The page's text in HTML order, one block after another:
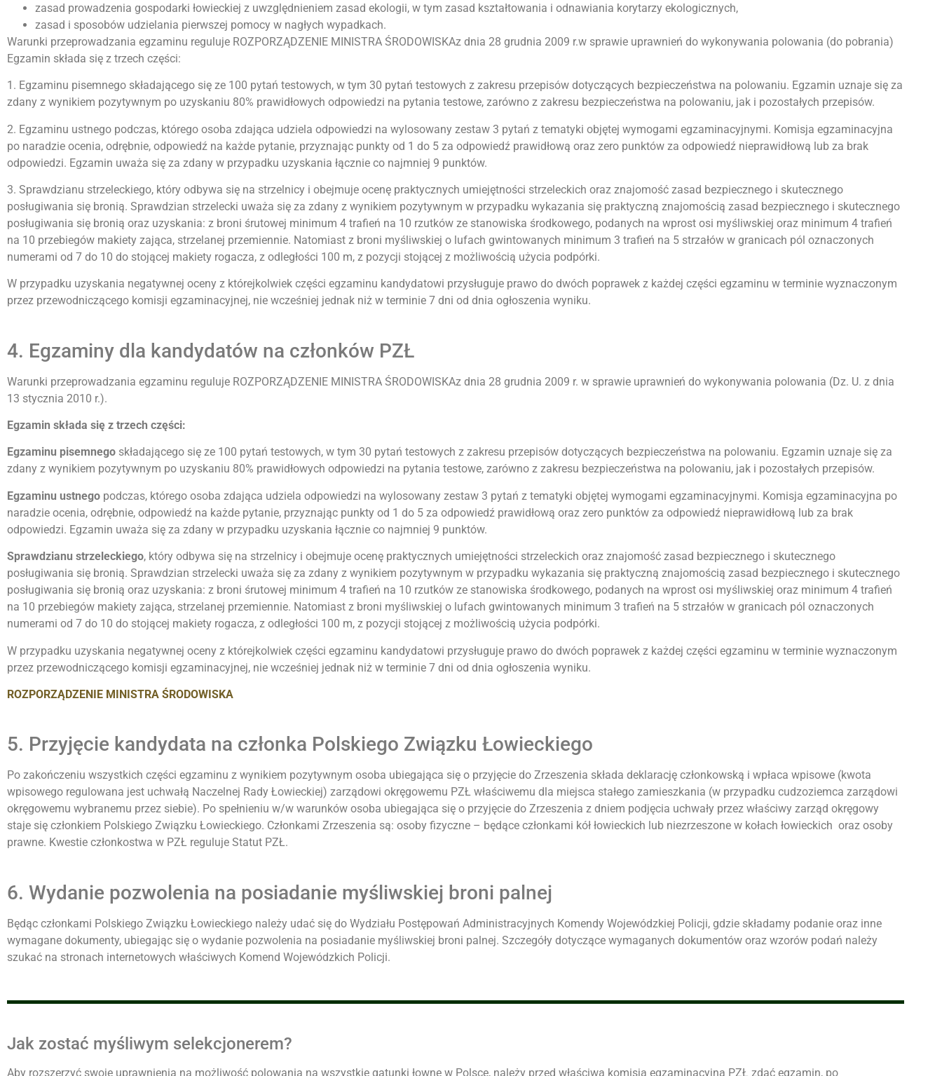
zasad prowadzenia gospodarki łowieckiej z uwzględnieniem zasad ekologii, w tym zasad kształtowania i odnawiania korytarzy ekologicznych,
zasad i sposobów udzielania pierwszej pomocy w nagłych wypadkach.
Warunki przeprowadzania egzaminu reguluje ROZPORZĄDZENIE MINISTRA ŚRODOWISKAz dnia 28 grudnia 2009 r.w sprawie uprawnień do wykonywania polowania (do pobrania)
Egzamin składa się z trzech części:
1. Egzaminu pisemnego składającego się ze 100 pytań testowych, w tym 30 pytań testowych z zakresu przepisów dotyczących bezpieczeństwa na polowaniu. Egzamin uznaje się za
zdany z wynikiem pozytywnym po uzyskaniu 80% prawidłowych odpowiedzi na pytania testowe, zarówno z zakresu bezpieczeństwa na polowaniu, jak i pozostałych przepisów.
2. Egzaminu ustnego podczas, którego osoba zdająca udziela odpowiedzi na wylosowany zestaw 3 pytań z tematyki objętej wymogami egzaminacyjnymi. Komisja egzaminacyjna
po naradzie ocenia, odrębnie, odpowiedź na każde pytanie, przyznając punkty od 1 do 5 za odpowiedź prawidłową oraz zero punktów za odpowiedź nieprawidłową lub za brak
odpowiedzi. Egzamin uważa się za zdany w przypadku uzyskania łącznie co najmniej 9 punktów.
3. Sprawdzianu strzeleckiego, który odbywa się na strzelnicy i obejmuje ocenę praktycznych umiejętności strzeleckich oraz znajomość zasad bezpiecznego i skutecznego
posługiwania się bronią. Sprawdzian strzelecki uważa się za zdany z wynikiem pozytywnym w przypadku wykazania się praktyczną znajomością zasad bezpiecznego i skutecznego
posługiwania się bronią oraz uzyskania: z broni śrutowej minimum 4 trafień na 10 rzutków ze stanowiska środkowego, podanych na wprost osi myśliwskiej oraz minimum 4 trafień
na 10 przebiegów makiety zająca, strzelanej przemiennie. Natomiast z broni myśliwskiej o lufach gwintowanych minimum 3 trafień na 5 strzałów w granicach pól oznaczonych
numerami od 7 do 10 do stojącej makiety rogacza, z odległości 100 m, z pozycji stojącej z możliwością użycia podpórki.
W przypadku uzyskania negatywnej oceny z którejkolwiek części egzaminu kandydatowi przysługuje prawo do dwóch poprawek z każdej części egzaminu w terminie wyznaczonym
przez przewodniczącego komisji egzaminacyjnej, nie wcześniej jednak niż w terminie 7 dni od dnia ogłoszenia wyniku.
4. Egzaminy dla kandydatów na członków PZŁ
Warunki przeprowadzania egzaminu reguluje ROZPORZĄDZENIE MINISTRA ŚRODOWISKAz dnia 28 grudnia 2009 r. w sprawie uprawnień do wykonywania polowania (Dz. U. z dnia
13 stycznia 2010 r.).
Egzamin składa się z trzech części:
Egzaminu pisemnego składającego się ze 100 pytań testowych, w tym 30 pytań testowych z zakresu przepisów dotyczących bezpieczeństwa na polowaniu. Egzamin uznaje się za
zdany z wynikiem pozytywnym po uzyskaniu 80% prawidłowych odpowiedzi na pytania testowe, zarówno z zakresu bezpieczeństwa na polowaniu, jak i pozostałych przepisów.
Egzaminu ustnego podczas, którego osoba zdająca udziela odpowiedzi na wylosowany zestaw 3 pytań z tematyki objętej wymogami egzaminacyjnymi. Komisja egzaminacyjna po
naradzie ocenia, odrębnie, odpowiedź na każde pytanie, przyznając punkty od 1 do 5 za odpowiedź prawidłową oraz zero punktów za odpowiedź nieprawidłową lub za brak
odpowiedzi. Egzamin uważa się za zdany w przypadku uzyskania łącznie co najmniej 9 punktów.
Sprawdzianu strzeleckiego, który odbywa się na strzelnicy i obejmuje ocenę praktycznych umiejętności strzeleckich oraz znajomość zasad bezpiecznego i skutecznego
posługiwania się bronią. Sprawdzian strzelecki uważa się za zdany z wynikiem pozytywnym w przypadku wykazania się praktyczną znajomością zasad bezpiecznego i skutecznego
posługiwania się bronią oraz uzyskania: z broni śrutowej minimum 4 trafień na 10 rzutków ze stanowiska środkowego, podanych na wprost osi myśliwskiej oraz minimum 4 trafień
na 10 przebiegów makiety zająca, strzelanej przemiennie. Natomiast z broni myśliwskiej o lufach gwintowanych minimum 3 trafień na 5 strzałów w granicach pól oznaczonych
numerami od 7 do 10 do stojącej makiety rogacza, z odległości 100 m, z pozycji stojącej z możliwością użycia podpórki.
W przypadku uzyskania negatywnej oceny z którejkolwiek części egzaminu kandydatowi przysługuje prawo do dwóch poprawek z każdej części egzaminu w terminie wyznaczonym
przez przewodniczącego komisji egzaminacyjnej, nie wcześniej jednak niż w terminie 7 dni od dnia ogłoszenia wyniku.
ROZPORZĄDZENIE MINISTRA ŚRODOWISKA
5. Przyjęcie kandydata na członka Polskiego Związku Łowieckiego
Po zakończeniu wszystkich części egzaminu z wynikiem pozytywnym osoba ubiegająca się o przyjęcie do Zrzeszenia składa deklarację członkowską i wpłaca wpisowe (kwota
wpisowego regulowana jest uchwałą Naczelnej Rady Łowieckiej) zarządowi okręgowemu PZŁ właściwemu dla miejsca stałego zamieszkania (w przypadku cudzoziemca zarządowi
okręgowemu wybranemu przez siebie). Po spełnieniu w/w warunków osoba ubiegająca się o przyjęcie do Zrzeszenia z dniem podjęcia uchwały przez właściwy zarząd okręgowy
staje się członkiem Polskiego Związku Łowieckiego. Członkami Zrzeszenia są: osoby fizyczne – będące członkami kół łowieckich lub niezrzeszone w kołach łowieckich oraz osoby
prawne. Kwestie członkostwa w PZŁ reguluje Statut PZŁ.
6. Wydanie pozwolenia na posiadanie myśliwskiej broni palnej
Będąc członkami Polskiego Związku Łowieckiego należy udać się do Wydziału Postępowań Administracyjnych Komendy Wojewódzkiej Policji, gdzie składamy podanie oraz inne
wymagane dokumenty, ubiegając się o wydanie pozwolenia na posiadanie myśliwskiej broni palnej. Szczegóły dotyczące wymaganych dokumentów oraz wzorów podań należy
szukać na stronach internetowych właściwych Komend Wojewódzkich Policji.
Jak zostać myśliwym selekcjonerem?
Aby rozszerzyć swoje uprawnienia na możliwość polowania na wszystkie gatunki łowne w Polsce, należy przed właściwą komisją egzaminacyjną PZŁ zdać egzamin, po